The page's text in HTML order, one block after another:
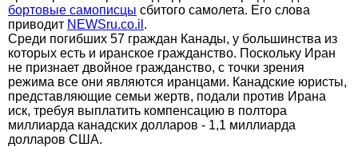
бортовые самописцы сбитого самолета. Его слова
приводит NEWSru.co.il .
Среди погибших 57 граждан Канады, у большинства из
которых есть и иранское гражданство. Поскольку Иран
не признает двойное гражданство, с точки зрения
режима все они являются иранцами. Канадские юристы,
представляющие семьи жертв, подали против Ирана
иск, требуя выплатить компенсацию в полтора
миллиарда канадских долларов - 1,1 миллиарда
долларов США.